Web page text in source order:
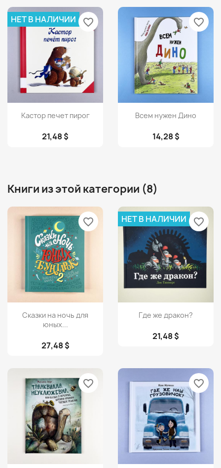
Просмотр
Кастор печет пирог
21,48 $
НЕТ В НАЛИЧИИ favorite_border
Просмотр
Всем нужен Дино
14,28 $
favorite_border
Книги из этой категории (8)
Просмотр
Сказки на ночь для
юных...
27,48 $
favorite_border
Просмотр
Где же дракон?
21,48 $
НЕТ В НАЛИЧИИ favorite_border
favorite_border favorite_border